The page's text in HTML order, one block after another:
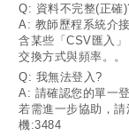
Q: 資料不完整(正確
A: 教師歷程系統介
含某些「CSV匯入
交換方式與頻率。。
Q: 我無法登入?
A: 請確認您的單一
若需進一步協助，
機:3484